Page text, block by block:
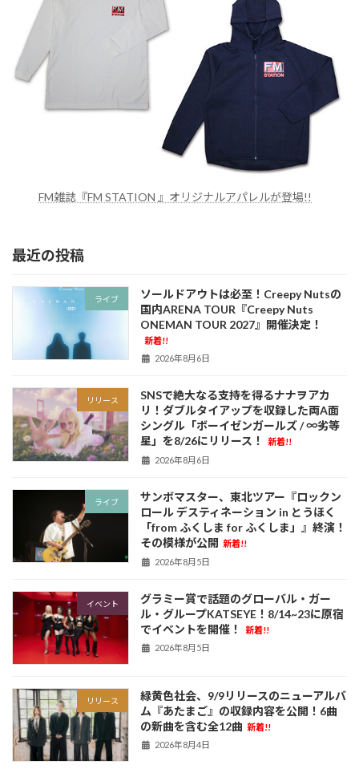
FM雑誌『FM STATION 』オリジナルアパレルが登場!!
最近の投稿
ライブ
ソールドアウトは必至！Creepy Nutsの
国内ARENA TOUR『Creepy Nuts
ONEMAN TOUR 2027』開催決定！
新着!!
2026年8月6日
リリース
SNSで絶大なる支持を得るナナヲアカ
リ！ダブルタイアップを収録した両A面
シングル「ボーイゼンガールズ / ∞劣等
星」を8/26にリリース！
新着!!
2026年8月6日
ライブ
サンボマスター、東北ツアー『ロックン
ロール デスティネーション in とうほく
「from ふくしま for ふくしま」』終演！
その模様が公開 新着!!
2026年8月5日
イベント
グラミー賞で話題のグローバル・ガー
ル・グループKATSEYE！8/14~23に原宿
でイベントを開催！
新着!!
2026年8月5日
リリース
緑黄色社会、9/9リリースのニューアルバ
ム『あたまご』の収録内容を公開！6曲
の新曲を含む全12曲 新着!!
2026年8月4日